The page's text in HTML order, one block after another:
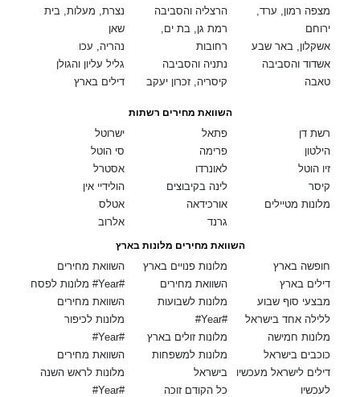
נצרת, מעלות, בית
שאן
נהריה, עכו
גליל עליון והגולן
דילים בארץ
הרצליה והסביבה
רמת גן, בת ים,
רחובות
נתניה והסביבה
קיסריה, זכרון יעקב
מצפה רמון, ערד,
ירוחם
אשקלון, באר שבע
אשדוד והסביבה
טאבה
השוואת מחירים רשתות
ישרוטל
סי הוטל
אסטרל
הולידיי אין
אטלס
אלרוב
פתאל
פרימה
לאונרדו
לינה בקיבוצים
אורכידאה
גרנד
רשת דן
הילטון
זיו הוטל
קיסר
מלונות מטיילים
השוואת מחירים מלונות בארץ
השוואת מחירים
מלונות לפסח #Year#
השוואת מחירים
מלונות לכיפור
#Year#
השוואת מחירים
מלונות לראש השנה
#Year#
מלונות פנויים בארץ
השוואת מחירים
מלונות לשבועות
#Year#
מלונות זולים בארץ
מלונות למשפחות
בישראל
כל הקודם זוכה
חופשה בארץ
דילים בארץ
מבצעי סוף שבוע
ללילה אחד בישראל
מלונות חמישה
כוכבים בישראל
דילים לישראל מעכשיו
לעכשיו